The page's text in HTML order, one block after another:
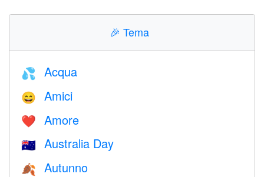
🎉 Tema
💦 Acqua
😄 Amici
❤️️ Amore
🇦🇺 Australia Day
🍂 Autunno